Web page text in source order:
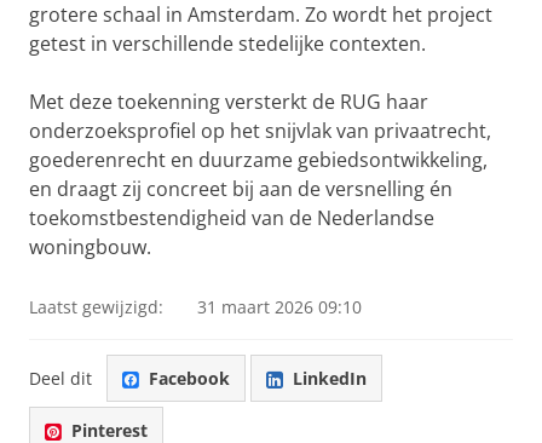
grotere schaal in Amsterdam. Zo wordt het project
getest in verschillende stedelijke contexten.
Met deze toekenning versterkt de RUG haar
onderzoeksprofiel op het snijvlak van privaatrecht,
goederenrecht en duurzame gebiedsontwikkeling,
en draagt zij concreet bij aan de versnelling én
toekomstbestendigheid van de Nederlandse
woningbouw.
Laatst gewijzigd: 31 maart 2026 09:10
Deel dit Facebook LinkedIn
Pinterest